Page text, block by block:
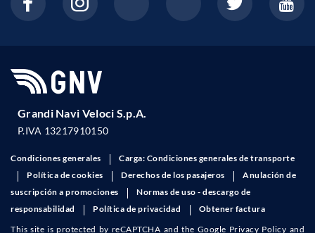
Grandi Navi Veloci S.p.A.
P.IVA 13217910150
Condiciones generales
Carga: Condiciones generales de transporte
Política de cookies
Derechos de los pasajeros
Anulación de
suscripción a promociones
Normas de uso - descargo de
responsabilidad
Política de privacidad
Obtener factura
This site is protected by reCAPTCHA and the Google Privacy Policy and